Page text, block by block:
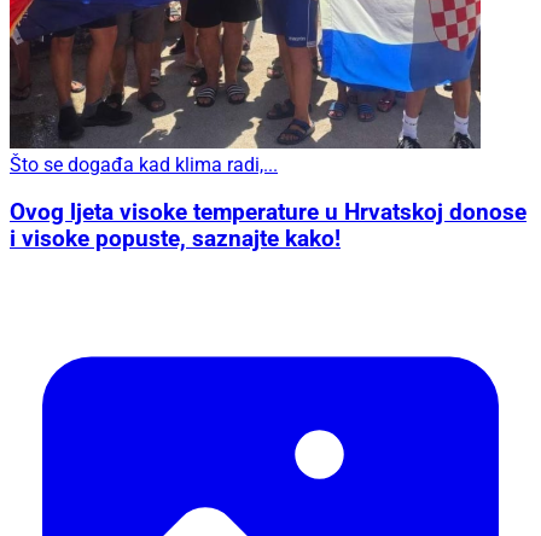
Što se događa kad klima radi,...
Ovog ljeta visoke temperature u Hrvatskoj donose
i visoke popuste, saznajte kako!